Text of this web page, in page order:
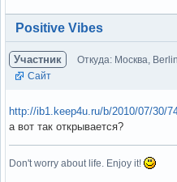
Вне форума
Positive Vibes
Участник Откуда: Москва, Berlin
Сайт
http://ib1.keep4u.ru/b/2010/07/30/
а вот так открывается?
Don't worry about life. Enjoy it!